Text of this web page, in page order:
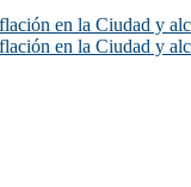
en la Ciudad y
en la Ciudad y